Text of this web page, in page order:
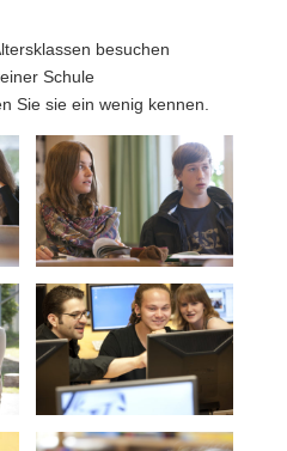
besuchen
Schule
Sie sie ein wenig kennen.